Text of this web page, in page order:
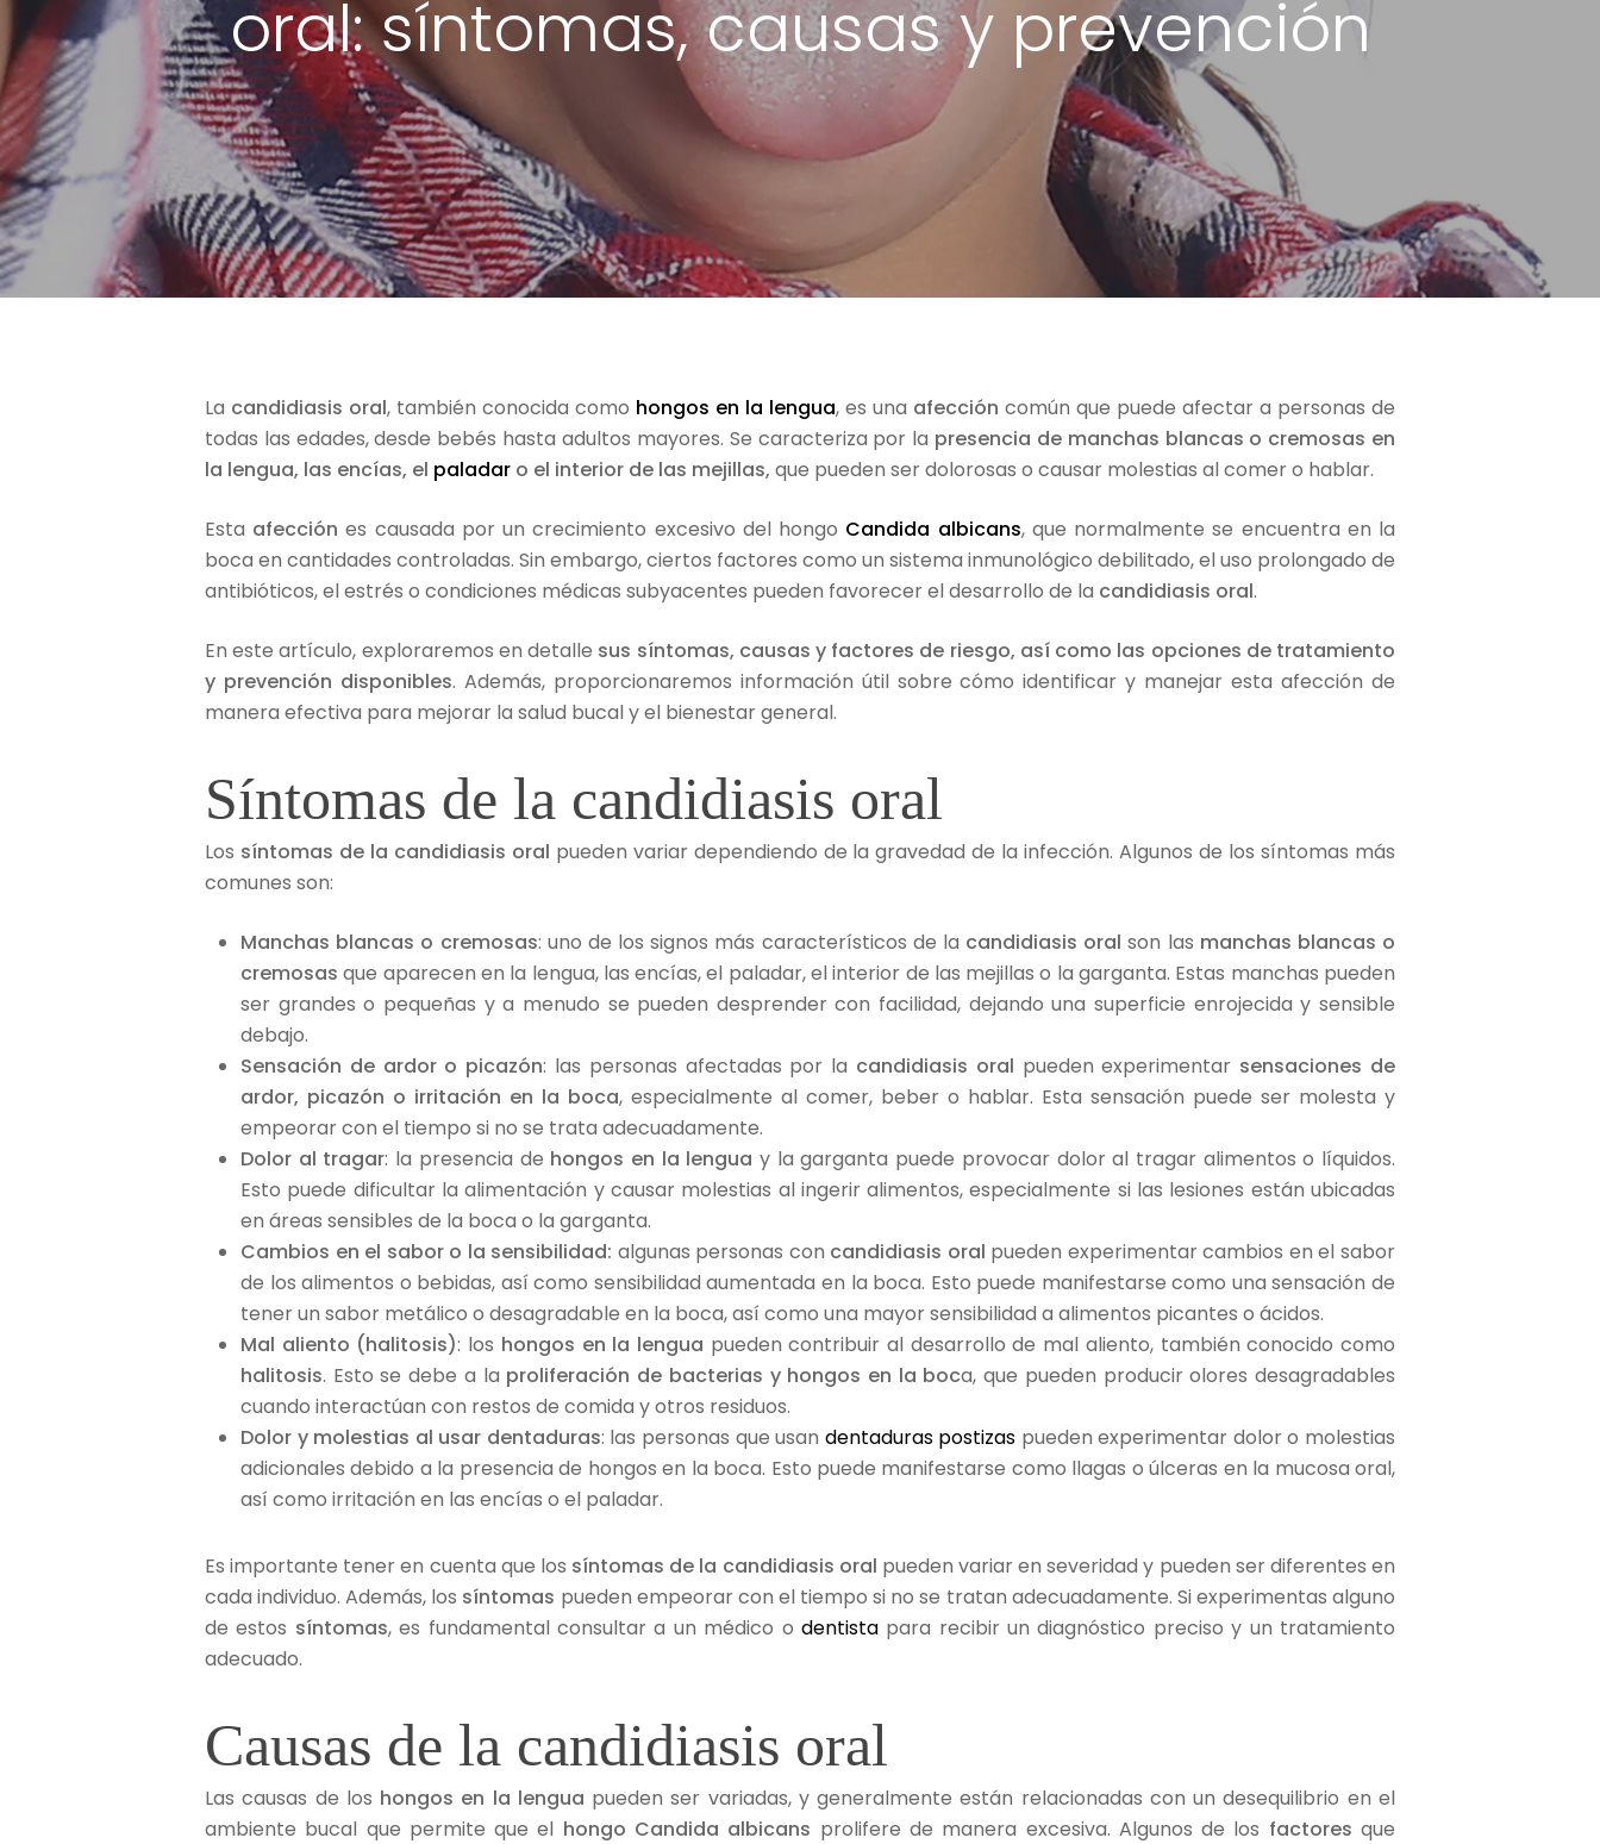
Hit enter to search or ESC to close
oral: síntomas, causas y prevención
La candidiasis oral, también conocida como hongos en la lengua, es una afección común que puede afectar a personas de
todas las edades, desde bebés hasta adultos mayores. Se caracteriza por la presencia de manchas blancas o cremosas en
la lengua, las encías, el paladar o el interior de las mejillas, que pueden ser dolorosas o causar molestias al comer o hablar.
Esta afección es causada por un crecimiento excesivo del hongo Candida albicans, que normalmente se encuentra en la
boca en cantidades controladas. Sin embargo, ciertos factores como un sistema inmunológico debilitado, el uso prolongado de
antibióticos, el estrés o condiciones médicas subyacentes pueden favorecer el desarrollo de la candidiasis oral.
En este artículo, exploraremos en detalle sus síntomas, causas y factores de riesgo, así como las opciones de tratamiento
y prevención disponibles. Además, proporcionaremos información útil sobre cómo identificar y manejar esta afección de
manera efectiva para mejorar la salud bucal y el bienestar general.
Síntomas de la candidiasis oral
Los síntomas de la candidiasis oral pueden variar dependiendo de la gravedad de la infección. Algunos de los síntomas más
comunes son:
Manchas blancas o cremosas: uno de los signos más característicos de la candidiasis oralson las manchas blancas o
cremosas que aparecen en la lengua, las encías, el paladar, el interior de las mejillas o la garganta. Estas manchas pueden
ser grandes o pequeñas y a menudo se pueden desprender con facilidad, dejando una superficie enrojecida y sensible
debajo.
Sensación de ardor o picazón: las personas afectadas por la candidiasis oral pueden experimentar sensaciones de
ardor, picazón o irritación en la boca, especialmente al comer, beber o hablar. Esta sensación puede ser molesta y
empeorar con el tiempo si no se trata adecuadamente.
Dolor al tragar: la presencia de hongos en la lengua y la garganta puede provocar dolor al tragar alimentos o líquidos.
Esto puede dificultar la alimentación y causar molestias al ingerir alimentos, especialmente si las lesiones están ubicadas
en áreas sensibles de la boca o la garganta.
Cambios en el sabor o la sensibilidad: algunas personas con candidiasis oral pueden experimentar cambios en el sabor
de los alimentos o bebidas, así como sensibilidad aumentada en la boca. Esto puede manifestarse como una sensación de
tener un sabor metálico o desagradable en la boca, así como una mayor sensibilidad a alimentos picantes o ácidos.
Mal aliento (halitosis): los hongos en la lengua pueden contribuir al desarrollo de mal aliento, también conocido como
halitosis. Esto se debe a la proliferación de bacterias y hongos en la boca, que pueden producir olores desagradables
cuando interactúan con restos de comida y otros residuos.
Dolor y molestias al usar dentaduras: las personas que usan dentaduras postizas pueden experimentar dolor o molestias
adicionales debido a la presencia de hongos en la boca. Esto puede manifestarse como llagas o úlceras en la mucosa oral,
así como irritación en las encías o el paladar.
Es importante tener en cuenta que los síntomas de la candidiasis oral pueden variar en severidad y pueden ser diferentes en
cada individuo. Además, los síntomas pueden empeorar con el tiempo si no se tratan adecuadamente. Si experimentas alguno
de estos síntomas, es fundamental consultar a un médico o dentistapara recibir un diagnóstico preciso y un tratamiento
adecuado.
Causas de la candidiasis oral
Las causas de los hongos en la lengua pueden ser variadas, y generalmente están relacionadas con un desequilibrio en el
ambiente bucal que permite que el hongo Candida albicans prolifere de manera excesiva. Algunos de los factores que